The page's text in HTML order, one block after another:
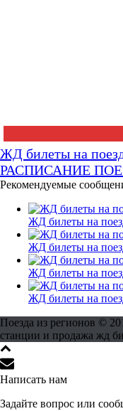
ЖД билеты на
РАСПИСАНИЕ
Рекомендуемые
ЖД билеты на
ЖД билеты на
ЖД билеты на
ЖД билеты на
Поезда из регионов ©
станции и продажа жд
Написать нам
Задайте вопрос или